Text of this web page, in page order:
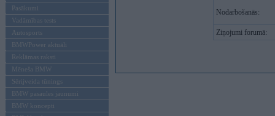
Pasākumi
Vadāmības tests
Autosports
BMWPower aktuāli
Reklāmas raksti
Mēneša BMW
Sērijveida tūnings
BMW pasaules jaunumi
BMW koncepti
Nodarbošanās:
Ziņojumi forumā: